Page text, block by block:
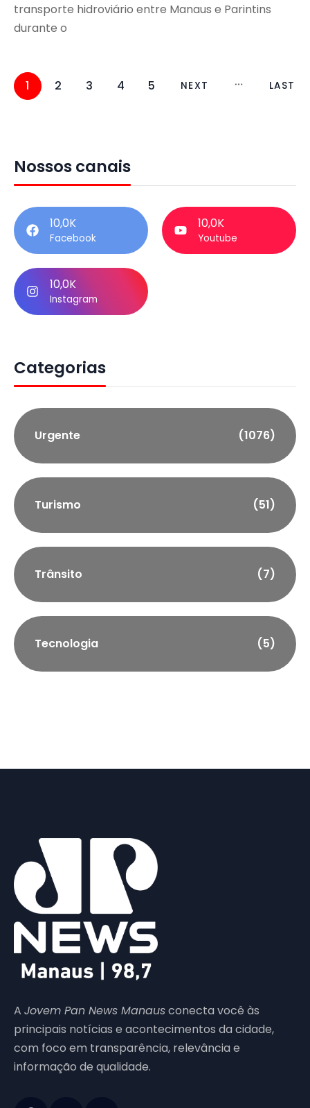
transporte hidroviário entre Manaus e Parintins
durante o
1 2 3 4 5 NEXT LAST
Nossos canais
10,0K
Facebook
10,0K
Youtube
10,0K
Instagram
Categorias
Urgente (1076)
Turismo (51)
Trânsito (7)
Tecnologia (5)
A Jovem Pan News Manausconecta você às
principais notícias e acontecimentos da cidade,
com foco em transparência, relevância e
informação de qualidade.